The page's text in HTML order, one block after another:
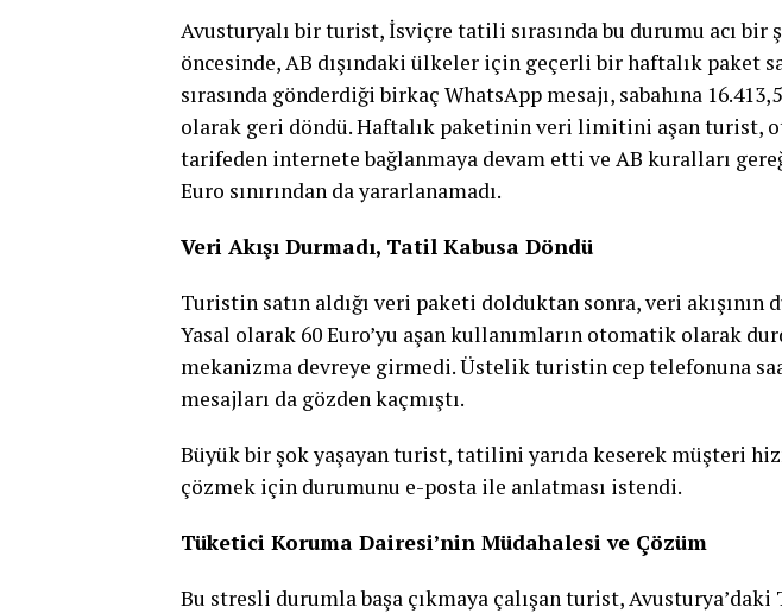
Avusturyalı bir turist, İsviçre tatili sırasında bu durumu acı bir
öncesinde, AB dışındaki ülkeler için geçerli bir haftalık paket
sırasında gönderdiği birkaç WhatsApp mesajı, sabahına
olarak geri döndü. Haftalık paketinin veri limitini aşan turist,
tarifeden internete bağlanmaya devam etti ve AB kuralları
Euro sınırından da yararlanamadı.
Veri Akışı Durmadı, Tatil Kabusa Döndü
Turistin satın aldığı veri paketi dolduktan sonra, veri akışının
Yasal olarak 60 Euro’yu aşan kullanımların otomatik olarak
mekanizma devreye girmedi. Üstelik turistin cep telefonuna
mesajları da gözden kaçmıştı.
Büyük bir şok yaşayan turist, tatilini yarıda keserek müşteri
çözmek için durumunu e-posta ile anlatması istendi.
Tüketici Koruma Dairesi’nin Müdahalesi ve Çözüm
Bu stresli durumla başa çıkmaya çalışan turist,